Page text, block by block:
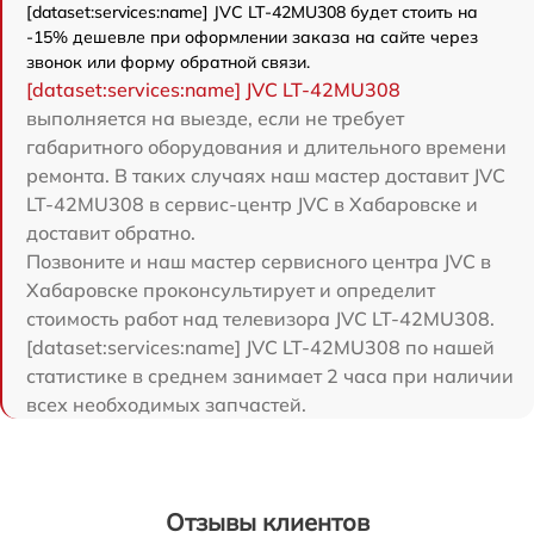
[dataset:services:name] JVC LT-42MU308 будет стоить на
-15% дешевле при оформлении заказа на сайте через
звонок или форму обратной связи.
[dataset:services:name] JVC LT-42MU308
выполняется на выезде, если не требует
габаритного оборудования и длительного времени
ремонта. В таких случаях наш мастер доставит JVC
LT-42MU308 в сервис-центр JVC в Хабаровске и
доставит обратно.
Позвоните и наш мастер сервисного центра JVC в
Хабаровске проконсультирует и определит
стоимость работ над телевизора JVC LT-42MU308.
[dataset:services:name] JVC LT-42MU308 по нашей
статистике в среднем занимает 2 часа при наличии
всех необходимых запчастей.
Отзывы клиентов